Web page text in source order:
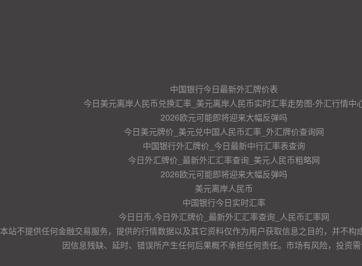
中国银行今日最新外汇牌价表
今日美元离岸人民币兑换汇率_美元离岸人民币实时汇率走势图-外汇行情中
2026欧元可能即将迎来大幅反弹吗
今日美元牌价_美元兑中国人民币汇率_外汇牌价查询网
中国银行外汇牌价_今日最新中行汇率表查询
今日外汇牌价_最新外汇汇率查询_美元人民币粗略网
2026欧元可能即将迎来大幅反弹吗
美元离岸人民币
中国银行今日实时汇率
今日日币,今日外汇牌价_最新外汇汇率查询_人民币汇率网
本站不提供任何金融交易服务，提供的行情数据以及其它资料仅作为用户获取信息之目的，并不构
因信息残缺、延时、错误所产生任何后果概不承担任何责任。市场有风险，投资需